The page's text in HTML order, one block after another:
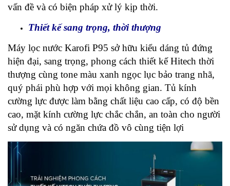
vấn đề và có biện pháp xử lý kịp thời.
Thiết kế sang trọng, thời thượng
Máy lọc nước Karofi P95 sở hữu kiểu dáng tủ đứng
hiện đại, sang trọng, phong cách thiết kế Hitech thời
thượng cùng tone màu xanh ngọc lục bảo trang nhã,
quý phái phù hợp với mọi không gian. Tủ kính
cường lực được làm bằng chất liệu cao cấp, có độ bền
cao, mặt kính cường lực chắc chắn, an toàn cho người
sử dụng và có ngăn chứa đồ vô cùng tiện lợi